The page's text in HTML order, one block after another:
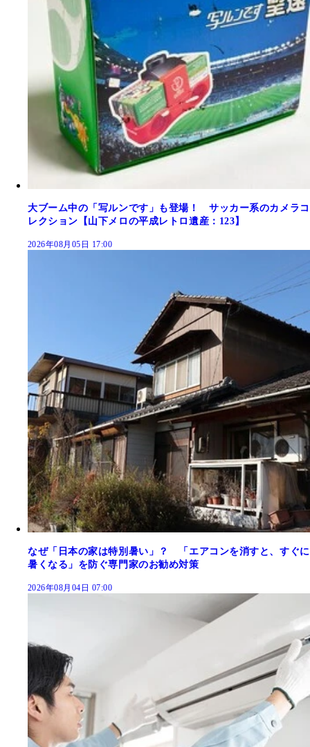
大ブーム中の「写ルンです」も登場！ サッカー系のカメラコ
レクション【山下メロの平成レトロ遺産：123】
2026年08月05日 17:00
なぜ「日本の家は特別暑い」？ 「エアコンを消すと、すぐに
暑くなる」を防ぐ専門家のお勧め対策
2026年08月04日 07:00